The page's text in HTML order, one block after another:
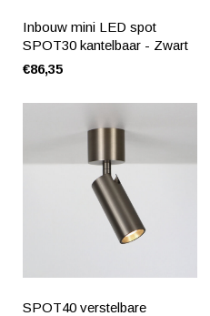
Inbouw mini LED spot
SPOT30 kantelbaar - Zwart
€86,35
SPOT40 verstelbare